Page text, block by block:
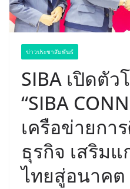
ข่าวประชาสัมพันธ์
SIBA เปิดตัว
“SIBA
เครือข่ายกา
ธุรกิจ เสริมแ
ไทยสู่อนาคต